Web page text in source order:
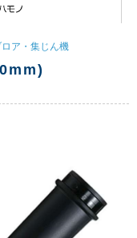
ア・集じん機